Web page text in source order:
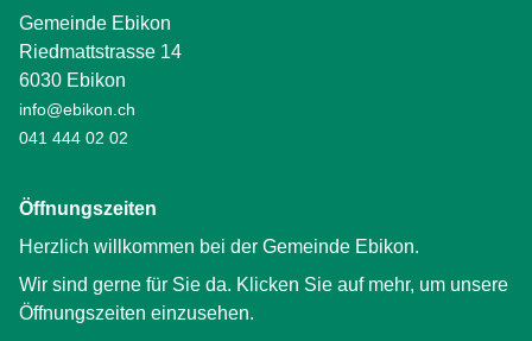
Gemeinde Ebikon
Riedmattstrasse 14
6030 Ebikon
info@ebikon.ch
041 444 02 02
Öffnungszeiten
Herzlich willkommen bei der Gemeinde Ebikon.
Wir sind gerne für Sie da. Klicken Sie auf mehr, um unsere
Öffnungszeiten einzusehen.